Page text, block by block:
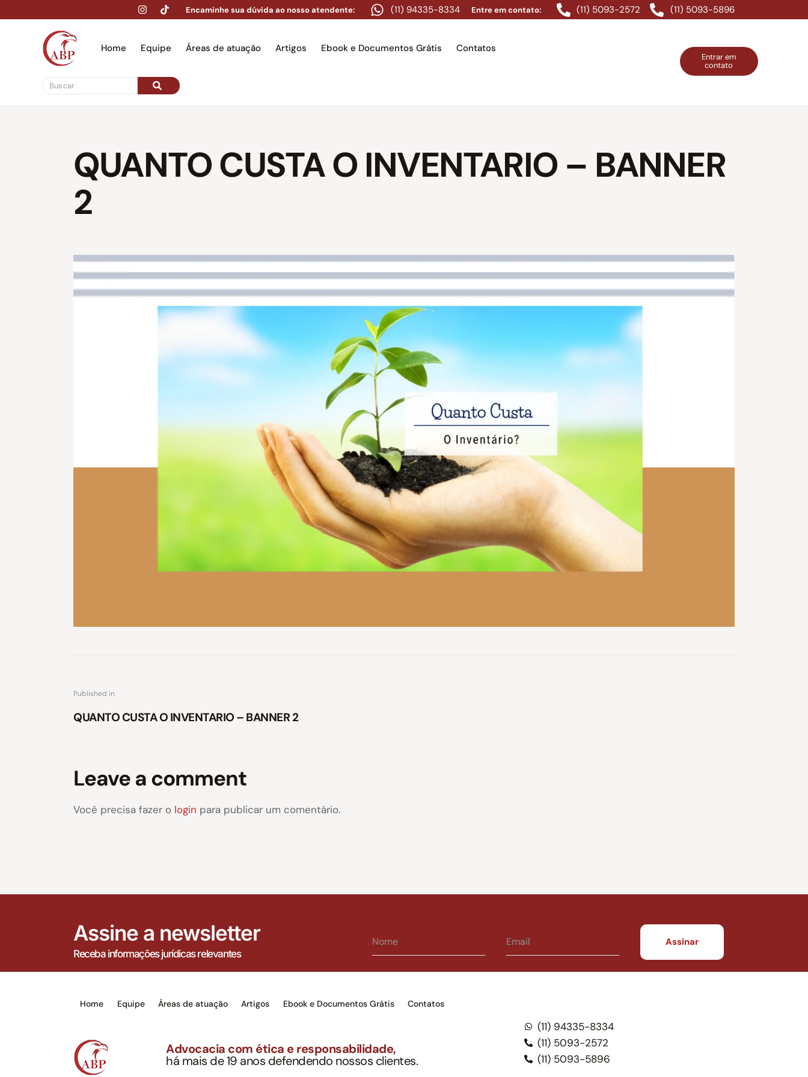
Encaminhe sua dúvida ao nosso atendente: (11) 94335-8334 Entre em contato: (11) 5093-2572 (11) 5093-5896
Home Equipe Áreas de atuação Artigos Ebook e Documentos Grátis Contatos
Entrar em
contato
QUANTO CUSTA O INVENTARIO – BANNER
2
Published in
QUANTO CUSTA O INVENTARIO – BANNER 2
Leave a comment
Você precisa fazer o login para publicar um comentário.
Assine a newsletter
Receba informações jurídicas relevantes
Home Equipe Áreas de atuação Artigos Ebook e Documentos Grátis Contatos
Advocacia com ética e responsabilidade,
há mais de 19 anos defendendo nossos clientes.
(11) 94335-8334
(11) 5093-2572
(11) 5093-5896